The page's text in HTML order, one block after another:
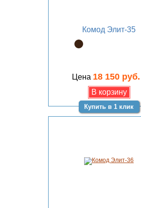
Комод Элит-35
Цена 18 150 руб.
Купить в 1 клик